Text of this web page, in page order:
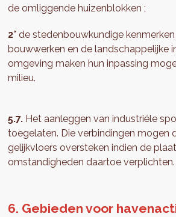
de omliggende huizenblokken ;
2° de stedenbouwkundige
bouwwerken en de landschappelijke
omgeving maken hun inpassing
milieu.
5.7. Het aanleggen van industriële
toegelaten. Die verbindingen mogen
gelijkvloers oversteken indien de
omstandigheden daartoe verplichten.
6. Gebieden voor